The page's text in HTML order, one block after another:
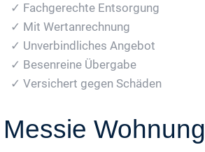
✓ Fachgerechte Entsorgung
✓ Mit Wertanrechnung
✓ Unverbindliches Angebot
✓ Besenreine Übergabe
✓ Versichert gegen Schäden
Messie Wohnung